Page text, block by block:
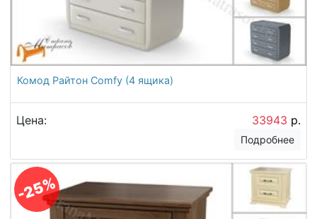
Комод Райтон Comfy (4 ящика)
Цена: 33943 р.
Подробнее
-25%